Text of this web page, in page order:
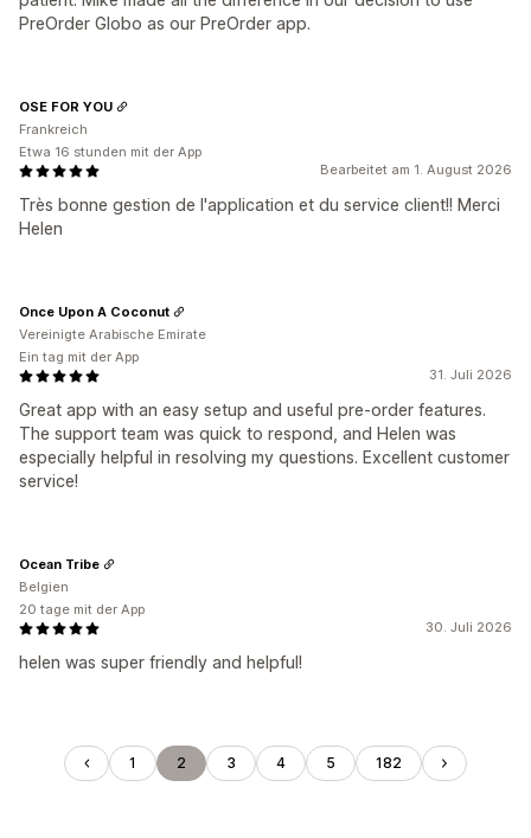
PreOrder Globo as our PreOrder app.
Bearbeitet am 1. August 2026
Très bonne gestion de l'application et du service client!! Merci
Helen
OSE FOR YOU
Frankreich
Etwa 16 stunden mit der App
31. Juli 2026
Great app with an easy setup and useful pre-order features.
The support team was quick to respond, and Helen was
especially helpful in resolving my questions. Excellent customer
service!
Once Upon A Coconut
Vereinigte Arabische Emirate
Ein tag mit der App
30. Juli 2026
helen was super friendly and helpful!
Ocean Tribe
Belgien
20 tage mit der App
1 2 3 4 5 182